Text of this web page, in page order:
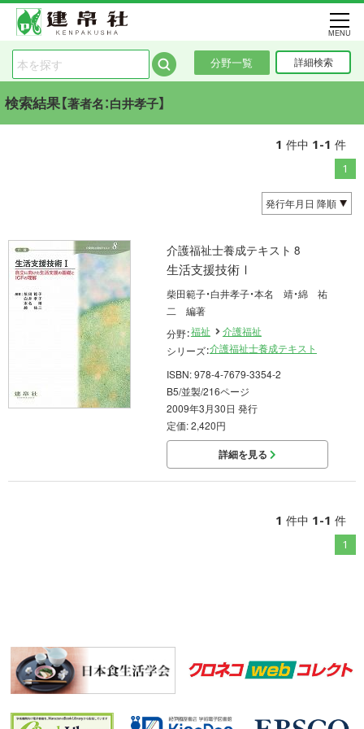
分野一覧 詳細検索
MENU
検索結果【著者名：白井孝子】
1 件中 1-1 件
1
介護福祉士養成テキスト 8
生活支援技術Ⅰ
柴田範子・白井孝子・本名 靖・綿 祐
二 編著
分野：福祉
介護福祉
シリーズ：介護福祉士養成テキスト
ISBN: 978-4-7679-3354-2
B5/並製/216ページ
2009年3月30日 発行
定価: 2,420円
詳細を見る
1 件中 1-1 件
1